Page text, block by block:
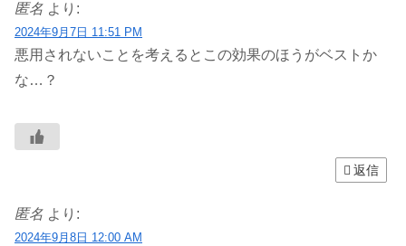
匿名 より:
2024年9月7日 11:51 PM
悪用されないことを考えるとこの効果のほうがベストか
な…？
返信
匿名 より:
2024年9月8日 12:00 AM